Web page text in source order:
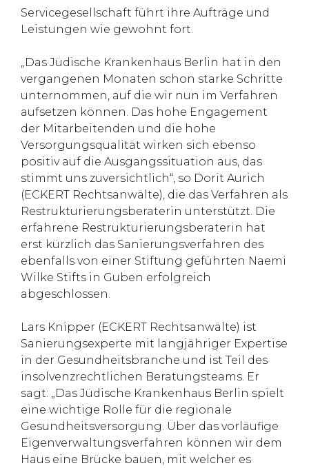
Servicegesellschaft führt ihre Aufträge und
Leistungen wie gewohnt fort.
„Das Jüdische Krankenhaus Berlin hat in den
vergangenen Monaten schon starke Schritte
unternommen, auf die wir nun im Verfahren
aufsetzen können. Das hohe Engagement
der Mitarbeitenden und die hohe
Versorgungsqualität wirken sich ebenso
positiv auf die Ausgangssituation aus, das
stimmt uns zuversichtlich“, so Dorit Aurich
(ECKERT Rechtsanwälte), die das Verfahren als
Restrukturierungsberaterin unterstützt. Die
erfahrene Restrukturierungsberaterin hat
erst kürzlich das Sanierungsverfahren des
ebenfalls von einer Stiftung geführten Naemi
Wilke Stifts in Guben erfolgreich
abgeschlossen.
Lars Knipper (ECKERT Rechtsanwälte) ist
Sanierungsexperte mit langjähriger Expertise
in der Gesundheitsbranche und ist Teil des
insolvenzrechtlichen Beratungsteams. Er
sagt: „Das Jüdische Krankenhaus Berlin spielt
eine wichtige Rolle für die regionale
Gesundheitsversorgung. Über das vorläufige
Eigenverwaltungsverfahren können wir dem
Haus eine Brücke bauen, mit welcher es